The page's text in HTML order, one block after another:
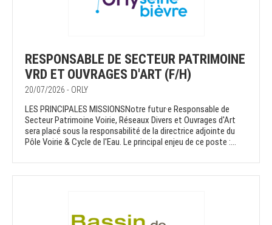
RESPONSABLE DE SECTEUR PATRIMOINE
VRD ET OUVRAGES D'ART (F/H)
20/07/2026 - ORLY
LES PRINCIPALES MISSIONSNotre futur·e Responsable de
Secteur Patrimoine Voirie, Réseaux Divers et Ouvrages d'Art
sera placé sous la responsabilité de la directrice adjointe du
Pôle Voirie & Cycle de l'Eau. Le principal enjeu de ce poste :...